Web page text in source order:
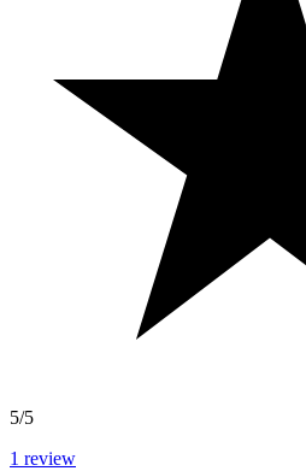
5/5
1 review